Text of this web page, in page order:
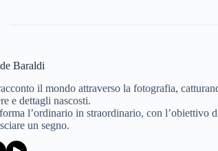
Baraldi
il mondo attraverso la fotografia,
e dettagli nascosti.
l’ordinario in straordinario, con l’obiettivo
un segno.